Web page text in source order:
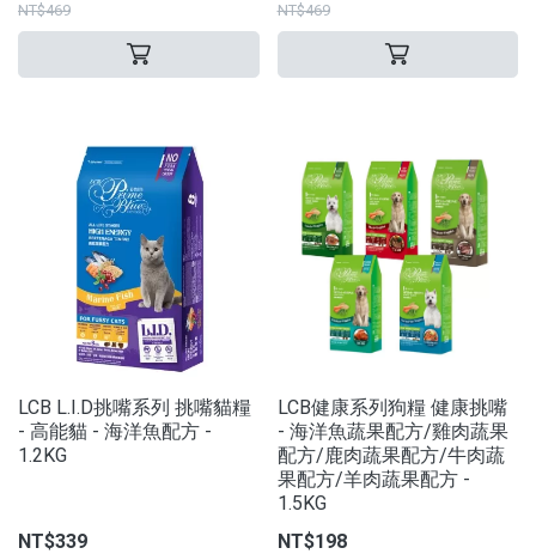
NT$469 NT$469
LCB L.I.D挑嘴系列 挑嘴貓糧
- 高能貓 - 海洋魚配方 -
1.2KG
NT$339
LCB健康系列狗糧 健康挑嘴
- 海洋魚蔬果配方/雞肉蔬果
配方/鹿肉蔬果配方/牛肉蔬
果配方/羊肉蔬果配方 -
1.5KG
NT$198